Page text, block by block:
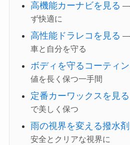
高機能カーナビを見る —
ず快適に
高性能ドラレコを見る —
車と自分を守る
ボディを守るコーティ
値を長く保つ一手間
定番カーワックスを見る
で美しく保つ
雨の視界を変える撥水
安全とクリアな視界に